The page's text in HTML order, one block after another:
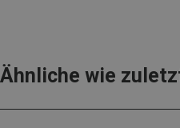
Ähnliche wie